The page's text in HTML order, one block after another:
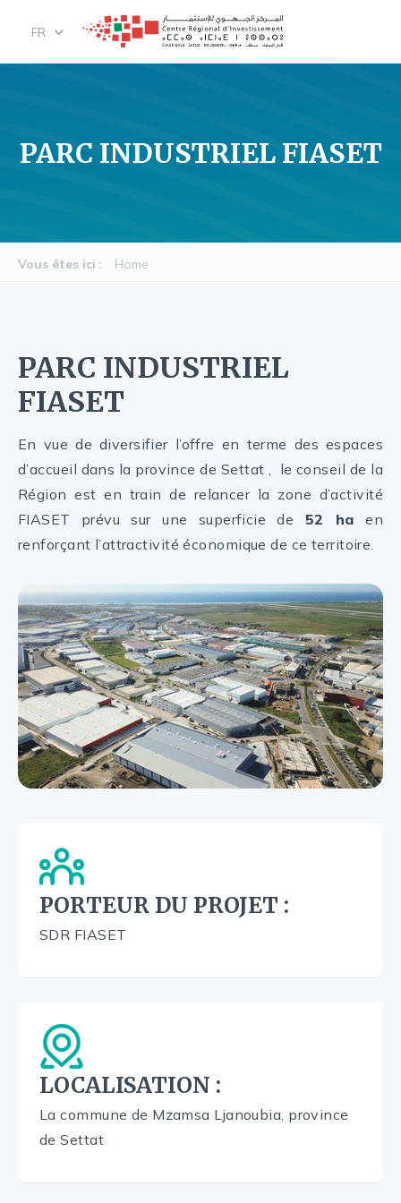
main
FR
PARC INDUSTRIEL FIASET
Vous êtes ici Home
PARC INDUSTRIEL
FIASET
En vue de diversifier l’offre en terme des espaces
d’accueil dans la province de Settat , le conseil de la
Région est en train de relancer la zone d’activité
FIASET prévu sur une superficie de 52 ha en
renforçant l’attractivité économique de ce territoire.
PORTEUR DU PROJET :
SDR FIASET
LOCALISATION :
La commune de Mzamsa Ljanoubia, province
de Settat